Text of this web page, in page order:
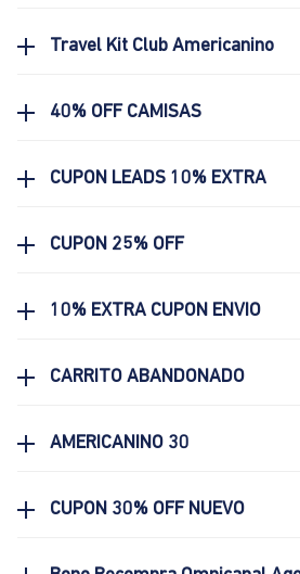
Travel Kit Club Americanino
40% OFF CAMISAS
CUPON LEADS 10% EXTRA
CUPON 25% OFF
10% EXTRA CUPON ENVIO
CARRITO ABANDONADO
AMERICANINO 30
CUPON 30% OFF NUEVO